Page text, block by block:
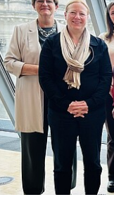
Ihre etwaige
der von
aufgrund